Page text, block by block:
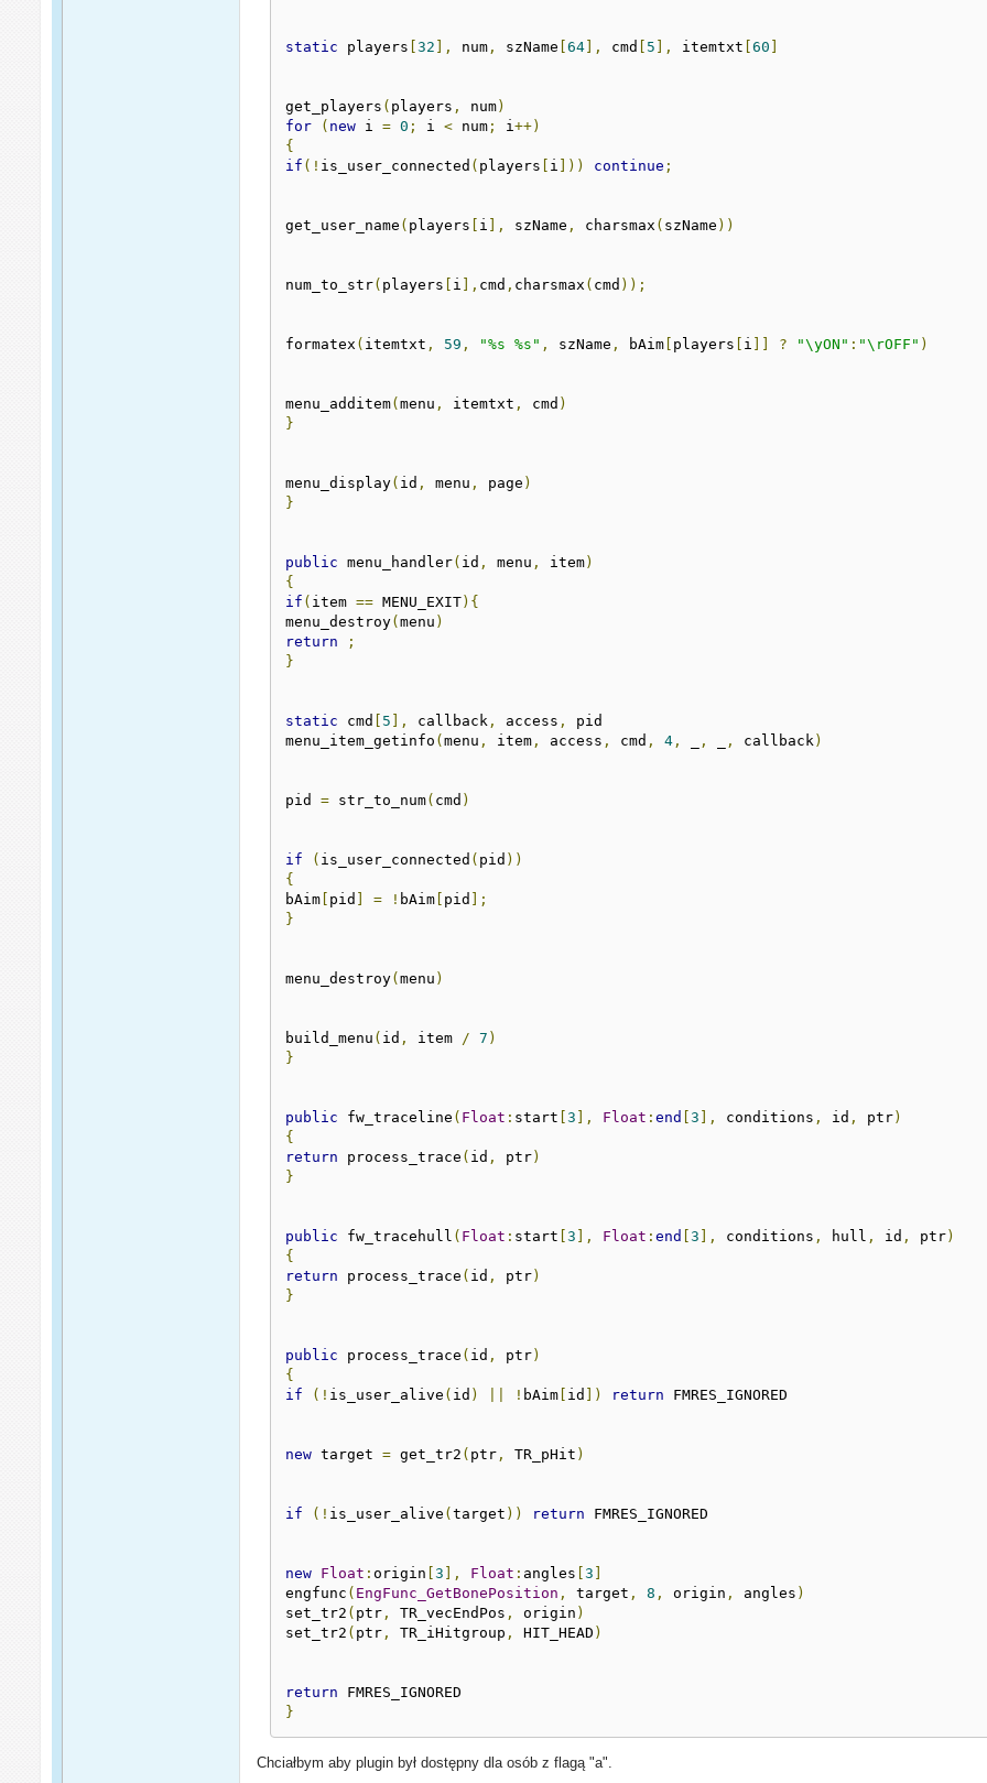
static players [32 ], num , szName [64], cmd [ 5 ], itemtxt [60 ]
get_players ( players , num)
for
( new i = 0 ; i < num ; i++)
{
if (! is_user_connected ( players [ i ])) continue ;
get_user_name ( players [ i ], szName , charsmax ( szName ))
num_to_str( players [ i ], cmd , charsmax ( cmd ));
formatex ( itemtxt , 59 , "%s %s" , szName , bAim [ players [ i ]] ? "\yON" : "\rOFF" )
menu_additem(menu , itemtxt , cmd )
}
menu_display( id , menu , page )
}
public menu_handler( id , menu , item)
{
if ( item == MENU_EXIT){
menu_destroy(menu )
return
;
}
static cmd [ 5 ], callback , access ,
pid
menu_item_getinfo (menu , item , access , cmd , 4 , , , callback )
pid = str_to_num( cmd )
if ( is_user_connected ( pid ))
{
bAim [ pid ] = ! bAim [ pid ];
}
menu_destroy(menu )
build_menu ( id , item / 7 )
}
public fw_traceline ( Float : start [3 ], Float :end [3 ], conditions , id , ptr)
{
return process_trace ( id , ptr)
}
public fw_tracehull ( Float : start [3 ], Float :end [3 ], conditions , hull , id , ptr)
{
return process_trace ( id , ptr)
}
public process_trace ( id , ptr)
{
if
(! is_user_alive ( id ) ! bAim [ id ]) return FMRES_IGNORED
new target = get_tr2 ( ptr , TR_pHit )
if (! is_user_alive (target )) return FMRES_IGNORED
new Float :origin [3 ], Float : angles [3 ]
engfunc ( EngFunc_GetBonePosition , target , 8 , origin , angles )
set_tr2 ( ptr , TR_vecEndPos , origin )
set_tr2 ( ptr , TR_iHitgroup , HIT_HEAD )
return
}
Chciałbym aby plugin był dostępny dla osób z flagą "a".